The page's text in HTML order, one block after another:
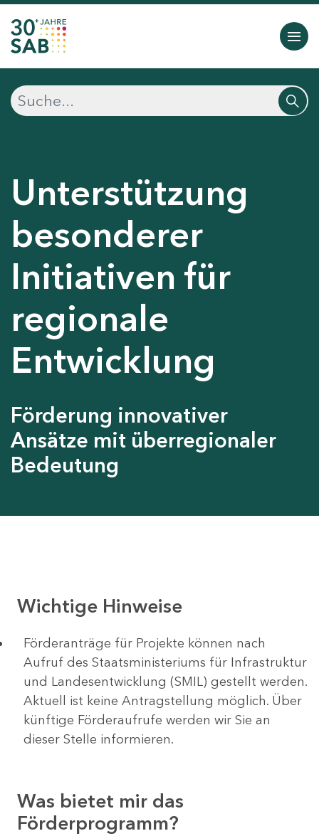
Unterstützung
besonderer
Initiativen für
regionale
Entwicklung
Förderung innovativer
Ansätze mit überregionaler
Bedeutung
Wichtige Hinweise
Förderanträge für Projekte können nach
Aufruf des Staatsministeriums für Infrastruktur
und Landesentwicklung (SMIL) gestellt werden.
Aktuell ist keine Antragstellung möglich. Über
künftige Förderaufrufe werden wir Sie an
dieser Stelle informieren.
Was bietet mir das
Förderprogramm?